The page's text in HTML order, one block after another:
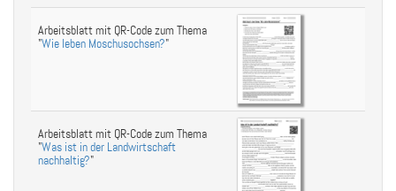
Arbeitsblatt mit QR-Code zum Thema
"Wie leben Moschusochsen?"
Arbeitsblatt mit QR-Code zum Thema
"Was ist in der Landwirtschaft
nachhaltig?"